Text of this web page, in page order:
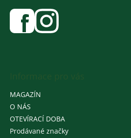
MAGAZÍN
O NÁS
OTEVÍRACÍ DOBA
Prodávané značky